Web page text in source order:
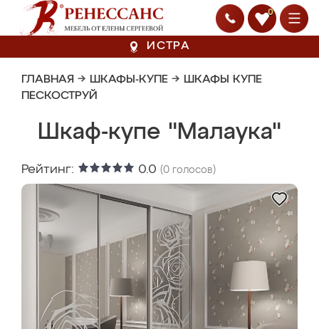
0
ИСТРА
ГЛАВНАЯ → ШКАФЫ-КУПЕ → ШКАФЫ КУПЕ
ПЕСКОСТРУЙ
Шкаф-купе "Малаука"
Рейтинг: 0.0 (0 голосов)